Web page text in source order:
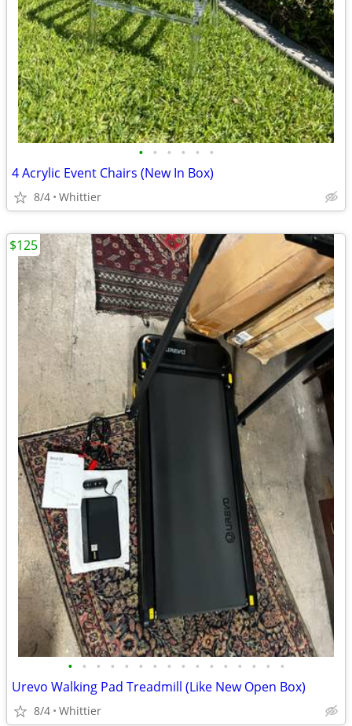
• • • • • •
4 Acrylic Event Chairs (New In Box)
8/4 Whittier
• • • • • • • • • • • • • • • •
Urevo Walking Pad Treadmill (Like New Open Box)
8/4 Whittier
$125